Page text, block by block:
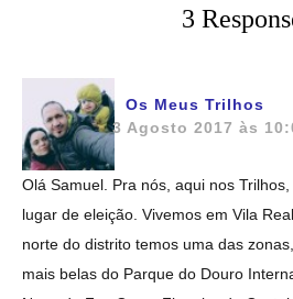
3
Os Meus Trilhos
3 Agosto 2017 às
Olá Samuel. Pra nós, aqui nos
lugar de eleição. Vivemos em Vila
norte do distrito temos uma das
mais belas do Parque do Douro